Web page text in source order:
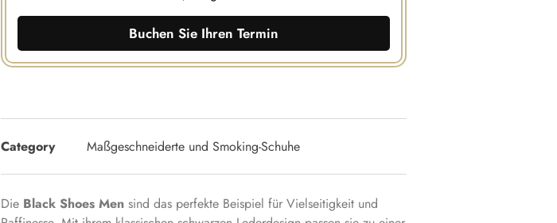
Buchen Sie Ihren Termin
Category Maßgeschneiderte und Smoking-Schuhe
Die Black Shoes Men sind das perfekte Beispiel für Vielseitigkeit und